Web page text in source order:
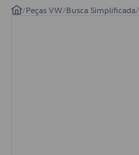
/Peças VW/Busca Simplificada/